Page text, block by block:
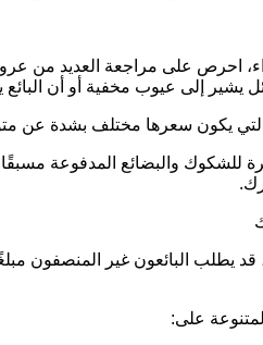
احرص على مراجعة العديد من
يشير إلى عيوب مخفية أو أن البائع
التي يكون سعرها مختلف بشدة عن
للشكوك والبضائع
قد يطلب البائعون غير
على: